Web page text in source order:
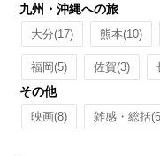
九州・沖縄への旅
大分(17) 熊本(10)
福岡(5) 佐賀(3)
その他
映画(8) 雑感・総括